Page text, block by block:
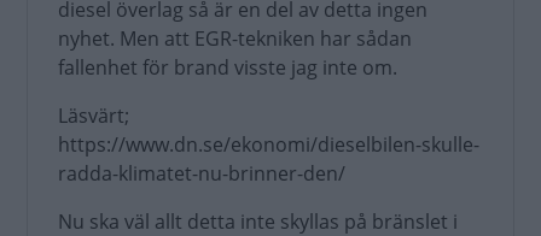
diesel överlag så är en del av detta ingen
nyhet. Men att EGR-tekniken har sådan
fallenhet för brand visste jag inte om.
Läsvärt;
https://www.dn.se/ekonomi/dieselbilen-skulle-
radda-klimatet-nu-brinner-den/
Nu ska väl allt detta inte skyllas på bränslet i